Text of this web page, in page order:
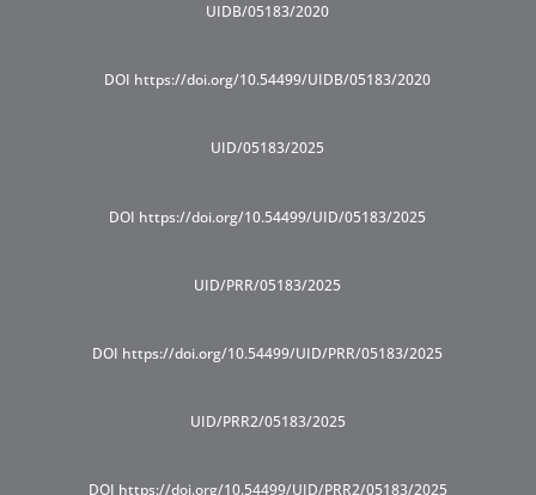
UIDB/05183/2020
DOI https://doi.org/10.54499/UIDB/05183/2020
UID/05183/2025
DOI https://doi.org/10.54499/UID/05183/2025
UID/PRR/05183/2025
DOI https://doi.org/10.54499/UID/PRR/05183/2025
UID/PRR2/05183/2025
DOI https://doi.org/10.54499/UID/PRR2/05183/2025